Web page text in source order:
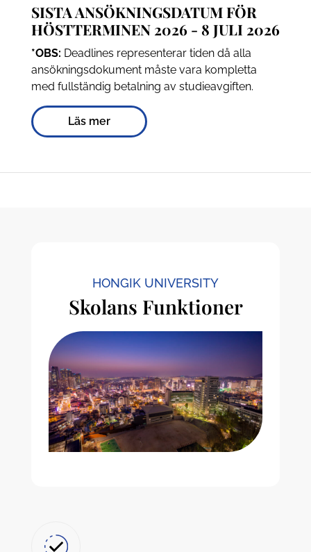
SISTA ANSÖKNINGSDATUM FÖR
HÖSTTERMINEN 2026 - 8 JULI 2026
*OBS: Deadlines representerar tiden då alla
ansökningsdokument måste vara kompletta
med fullständig betalning av studieavgiften.
Läs mer
HONGIK UNIVERSITY
Skolans Funktioner